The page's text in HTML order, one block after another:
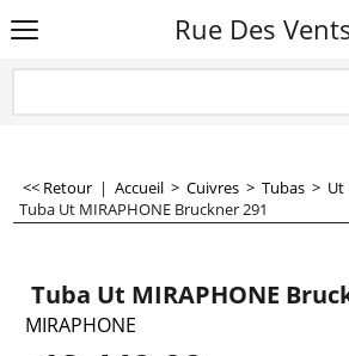
Rue Des
<< Retour | Accueil > Cuivres > Tubas > Ut
Tuba Ut MIRAPHONE Bruckner 291
Tuba Ut MIRAPHONE
MIRAPHONE